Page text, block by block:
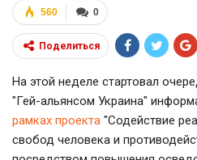
0
560
Поделиться
На этой неделе стартовал
"Гей-альянсом Украина"
рамках проекта "Содействие
свобод человека и